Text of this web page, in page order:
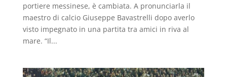
portiere messinese, è cambiata. A pronunciarla il
maestro di calcio Giuseppe Bavastrelli dopo averlo
visto impegnato in una partita tra amici in riva al
mare. “Il...